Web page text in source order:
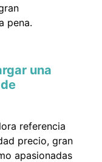
pena.
una
referencia
precio, gran
apasionadas